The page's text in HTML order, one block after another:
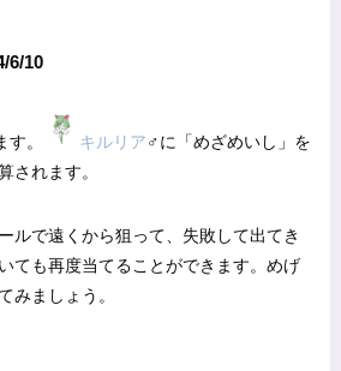
6/10
。 キルリア♂に「めざめいし」を
されます。
ルで遠くから狙って、失敗して出てき
ても再度当てることができます。めげ
みましょう。